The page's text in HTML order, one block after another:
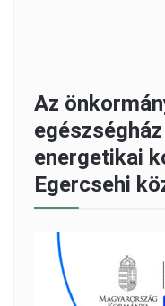
Az
energetikai
Egercsehi